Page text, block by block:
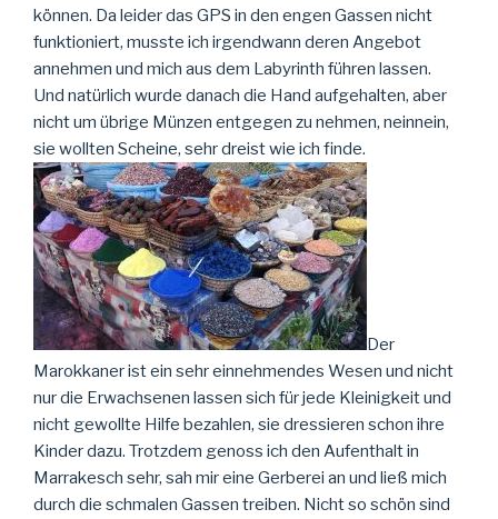
können. Da leider das GPS in den engen Gassen nicht
funktioniert, musste ich irgendwann deren Angebot
annehmen und mich aus dem Labyrinth führen lassen.
Und natürlich wurde danach die Hand aufgehalten, aber
nicht um übrige Münzen entgegen zu nehmen, neinnein,
sie wollten Scheine, sehr dreist wie ich finde.
Der
Marokkaner ist ein sehr einnehmendes Wesen und nicht
nur die Erwachsenen lassen sich für jede Kleinigkeit und
nicht gewollte Hilfe bezahlen, sie dressieren schon ihre
Kinder dazu. Trotzdem genoss ich den Aufenthalt in
Marrakesch sehr, sah mir eine Gerberei an und ließ mich
durch die schmalen Gassen treiben. Nicht so schön sind